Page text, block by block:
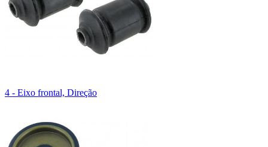
4 - Eixo frontal, Direção